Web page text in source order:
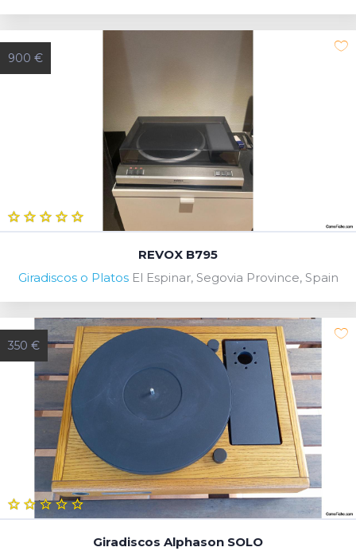
900 €
REVOX B795
Giradiscos o Platos El Espinar, Segovia Province, Spain
350 €
Giradiscos Alphason SOLO